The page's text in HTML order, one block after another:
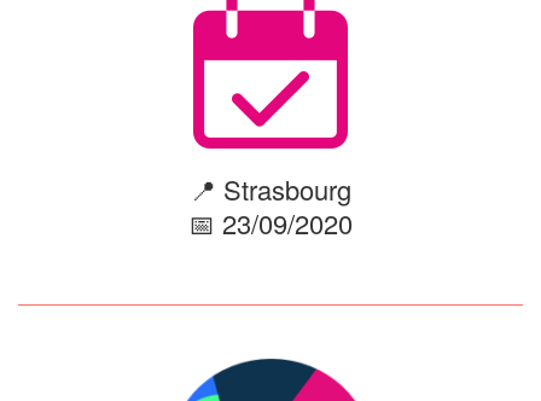
📍 Strasbourg
📅 23/09/2020